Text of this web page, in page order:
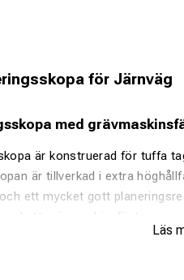
för Järnväg
med
är konstruerad för tuffa
är tillverkad i extra
ett mycket gott
ett grävmaskinsfäste som
önskemål. När fästet
Läs